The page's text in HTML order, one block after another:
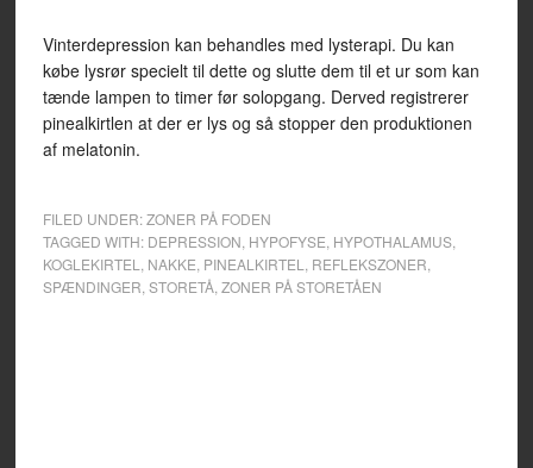
Vinterdepression kan behandles med lysterapi. Du kan
købe lysrør specielt til dette og slutte dem til et ur som kan
tænde lampen to timer før solopgang. Derved registrerer
pinealkirtlen at der er lys og så stopper den produktionen
af melatonin.
FILED UNDER:ZONER PÅ FODEN
TAGGED WITH: DEPRESSION HYPOFYSE HYPOTHALAMUS,
KOGLEKIRTEL
NAKKE PINEALKIRTEL REFLEKSZONER
SPÆNDINGER STORETÅ, ZONER PÅ STORETÅEN